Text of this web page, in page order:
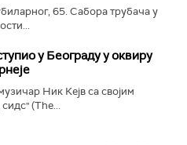
65. Сабора трубача у
у Београду у оквиру
Ник Кејв са својим
(The...